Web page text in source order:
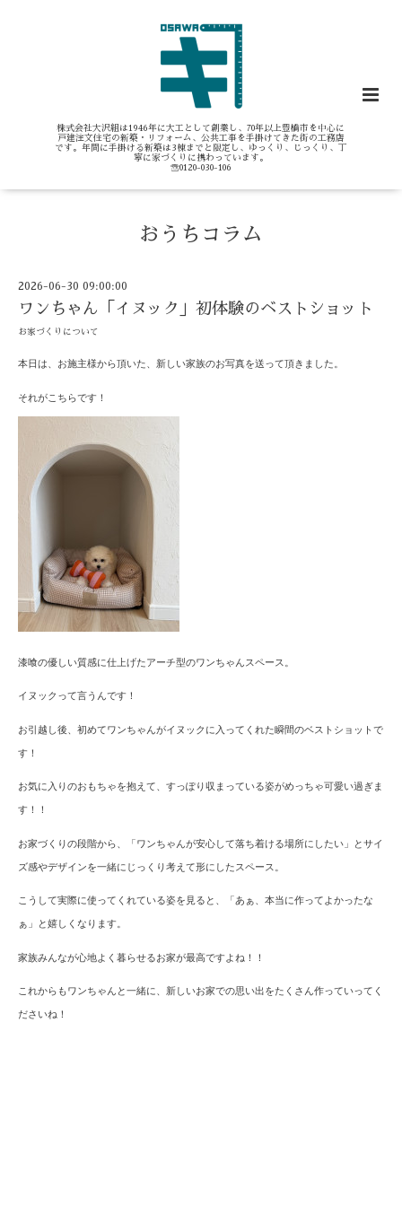
株式会社大沢組は1946年に大工として創業し、70年以上豊橋市を中心に
戸建注文住宅の新築・リフォーム、公共工事を手掛けてきた街の工務店
です。年間に手掛ける新築は3棟までと限定し、ゆっくり、じっくり、丁
寧に家づくりに携わっています。
☏0120-030-106
おうちコラム
2026-06-30 09:00:00
ワンちゃん「イヌック」初体験のベストショット
お家づくりについて
本日は、お施主様から頂いた、新しい家族のお写真を送って頂きました。
それがこちらです！
漆喰の優しい質感に仕上げたアーチ型のワンちゃんスペース。
イヌックって言うんです！
お引越し後、初めてワンちゃんがイヌックに入ってくれた瞬間のベストショットで
す！
お気に入りのおもちゃを抱えて、 すっぽり収まっている姿がめっちゃ可愛い過ぎま
す！！
お家づくりの段階から、 「ワンちゃんが安心して落ち着ける場所にしたい」とサイ
ズ感やデザインを一緒にじっくり考えて形にしたスペース。
こうして実際に使ってくれている姿を見ると、 「あぁ、本当に作ってよかったな
ぁ」と嬉しくなります。
家族みんなが心地よく暮らせるお家が最高ですよね！！
これからもワンちゃんと一緒に、新しいお家での思い出をたくさん作っていってく
ださいね！